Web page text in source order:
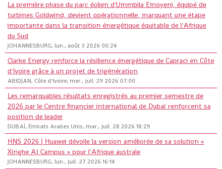
La première phase du parc éolien d'Ummbila Emoyeni, équipé de
turbines Goldwind, devient opérationnelle, marquant une étape
importante dans la transition énergétique équitable de l'Afrique
du Sud
JOHANNESBURG, lun., août 3 2026 00:24
Clarke Energy renforce la résilience énergétique de Capraci en Côte
d'Ivoire grâce à un projet de trigénération
ABIDJAN, Côte d'Ivoire, mer., juil. 29 2026 07:00
Les remarquables résultats enregistrés au premier semestre de
2026 par le Centre financier international de Dubaï renforcent sa
position de leader
DUBAÏ, Émirats Arabes Unis, mar., juil. 28 2026 18:29
HNS 2026 | Huawei dévoile la version améliorée de sa solution «
Xinghe AI Campus » pour l'Afrique australe
JOHANNESBURG, lun., juil. 27 2026 16:14